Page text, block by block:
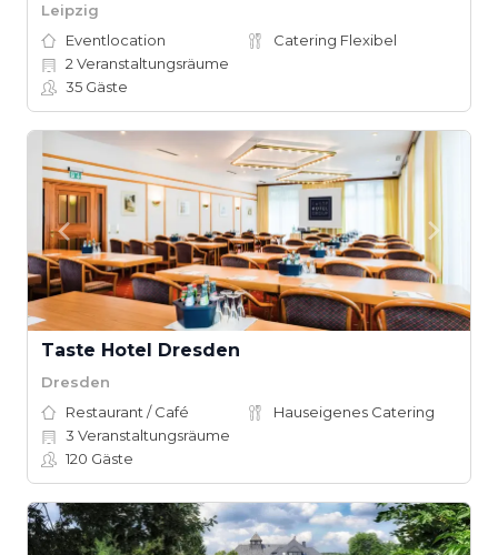
Leipzig
Eventlocation
Catering Flexibel
2 Veranstaltungsräume
35 Gäste
Taste Hotel Dresden
Dresden
Restaurant / Café
Hauseigenes Catering
3 Veranstaltungsräume
120 Gäste